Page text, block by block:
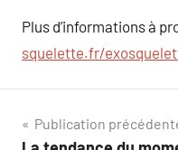
Plus d’informations à
squelette.fr/
Navigation
Publication